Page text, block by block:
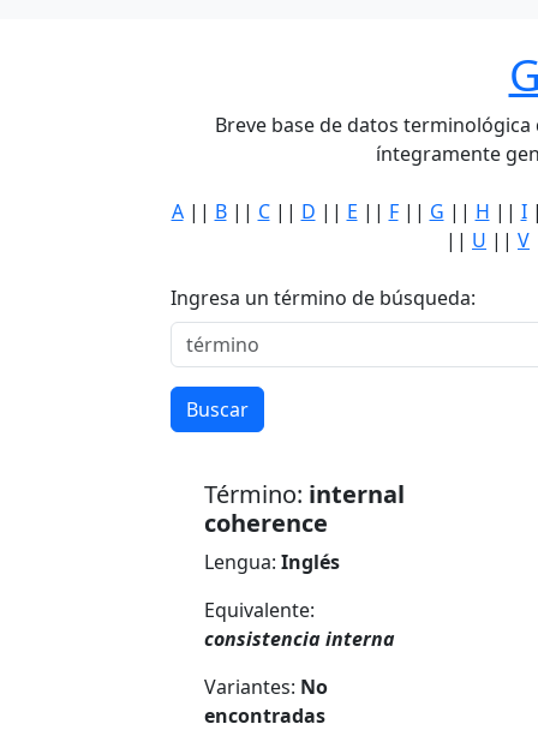
Breve base de datos
íntegramente
A|| B|| C|| D || E || F|| G || H || I
|| U || V
Ingresa un término de búsqueda:
Buscar
Término: internal
coherence
Lengua: Inglés
Equivalente:
consistencia interna
Variantes: No
encontradas